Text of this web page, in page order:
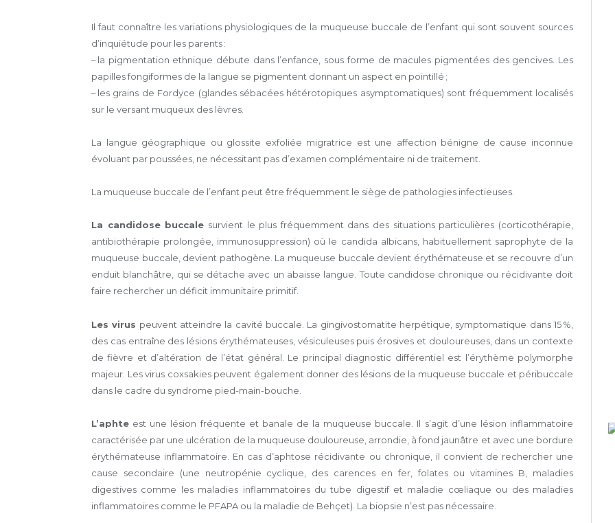
Il faut connaître les variations physiologiques de la muqueuse buccale de l’enfant qui sont souvent sources
d’inquiétude pour les parents :
– la pigmentation ethnique débute dans l’enfance, sous forme de macules pigmentées des gencives. Les
papilles fongiformes de la langue se pigmentent donnant un aspect en pointillé ;
– les grains de Fordyce (glandes sébacées hétérotopiques asymptomatiques) sont fréquemment localisés
sur le versant muqueux des lèvres.
La langue géographique ou glossite exfoliée migratrice est une affection bénigne de cause inconnue
évoluant par poussées, ne nécessitant pas d’examen complémentaire ni de traitement.
La muqueuse buccale de l’enfant peut être fréquemment le siège de pathologies infectieuses.
La candidose buccale survient le plus fréquemment dans des situations particulières (corticothérapie,
antibiothérapie prolongée, immunosuppression) où le candida albicans, habituellement saprophyte de la
muqueuse buccale, devient pathogène. La muqueuse buccale devient érythémateuse et se recouvre d’un
enduit blanchâtre, qui se détache avec un abaisse langue. Toute candidose chronique ou récidivante doit
faire rechercher un déficit immunitaire primitif.
Les virus peuvent atteindre la cavité buccale. La gingivostomatite herpétique, symptomatique dans 15 %,
des cas entraîne des lésions érythémateuses, vésiculeuses puis érosives et douloureuses, dans un contexte
de fièvre et d’altération de l’état général. Le principal diagnostic différentiel est l’érythème polymorphe
majeur. Les virus coxsakies peuvent également donner des lésions de la muqueuse buccale et péribuccale
dans le cadre du syndrome pied-main-bouche.
L’aphte est une lésion fréquente et banale de la muqueuse buccale. Il s’agit d’une lésion inflammatoire
caractérisée par une ulcération de la muqueuse douloureuse, arrondie, à fond jaunâtre et avec une bordure
érythémateuse inflammatoire. En cas d’aphtose récidivante ou chronique, il convient de rechercher une
cause secondaire (une neutropénie cyclique, des carences en fer, folates ou vitamines B, maladies
digestives comme les maladies inflammatoires du tube digestif et maladie cœliaque ou des maladies
inflammatoires comme le PFAPA ou la maladie de Behçet). La biopsie n’est pas nécessaire.